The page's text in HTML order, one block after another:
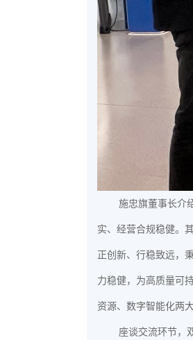
施忠旗董事长介
实、经营合规稳健。
正创新、行稳致远，
力稳健，为高质量可
资源、数字智能化两
座谈交流环节，